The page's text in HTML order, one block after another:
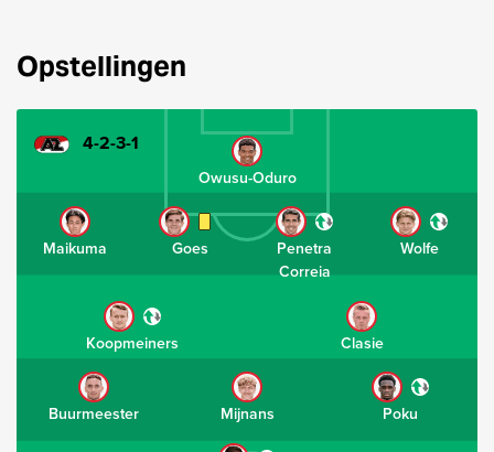
Opstellingen
4-2-3-1
Owusu-Oduro
Maikuma Goes
Penetra
Correia
Wolfe
Koopmeiners Clasie
Buurmeester Mijnans Poku